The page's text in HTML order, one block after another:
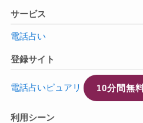
サービス
電話占い
登録サイト
電話占いピュアリ 10分間無
利用シーン